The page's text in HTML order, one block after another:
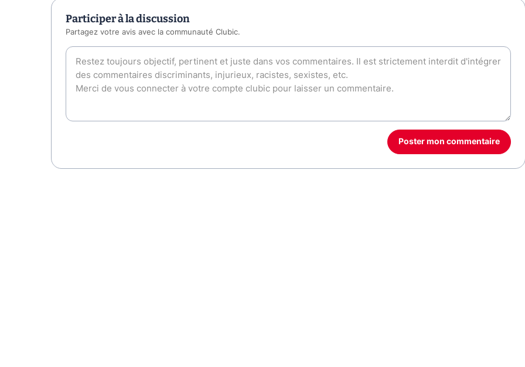
Participer à la discussion
Partagez votre avis avec la communauté Clubic.
Poster mon commentaire